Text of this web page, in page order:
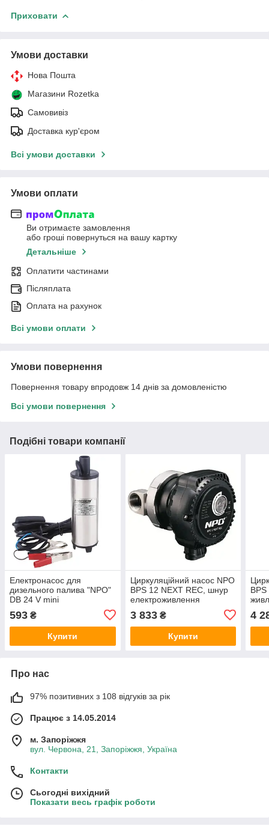
Приховати
Умови доставки
Нова Пошта
Магазини Rozetka
Самовивіз
Доставка кур'єром
Всі умови доставки
Умови оплати
Ви отримаєте замовлення
або гроші повернуться на вашу картку
Детальніше
Оплатити частинами
Післяплата
Оплата на рахунок
Всі умови оплати
Умови повернення
Повернення товару впродовж 14 днів за домовленістю
Всі умови повернення
Подібні товари компанії
Електронасос для
дизельного палива "NPO"
DB 24 V mini
593 ₴
Купити
Циркуляційний насос NPO
BPS 12 NEXT REC, шнур
електроживлення
3 833₴
Купити
4
Про нас
97% позитивних з 108 відгуків за рік
Працює з 14.05.2014
м. Запоріжжя
вул. Червона, 21, Запоріжжя, Україна
Контакти
Сьогодні вихідний
Показати весь графік роботи